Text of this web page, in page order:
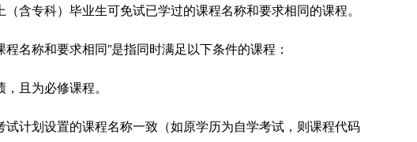
含专科）毕业生可免试已学过的课程名称和要求相同的课程。
名称和要求相同”是指同时满足以下条件的课程：
且为必修课程。
计划设置的课程名称一致（如原学历为自学考试，则课程代码